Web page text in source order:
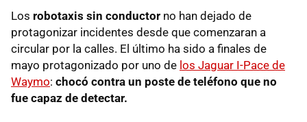
Los robotaxis sin conductor no han dejado de
protagonizar incidentes desde que comenzaran a
circular por la calles. El último ha sido a finales de
mayo protagonizado por uno de los Jaguar I-Pace de
Waymo: chocó contra un poste de teléfono que no
fue capaz de detectar.